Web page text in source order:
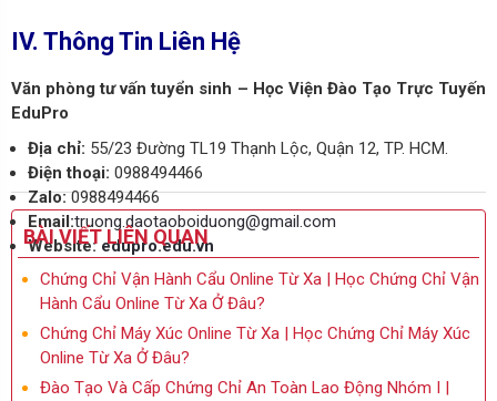
IV. Thông Tin Liên Hệ
Văn phòng tư vấn tuyển sinh – Học Viện Đào Tạo Trực Tuyến
EduPro
Địa chỉ: 55/23 Đường TL19 Thạnh Lộc, Quận 12, TP. HCM.
Điện thoại: 0988494466
Zalo:0988494466
Email:truong.daotaoboiduong@gmail.com
Website: edupro.edu.vn
BÀI VIẾT LIÊN QUAN
Chứng Chỉ Vận Hành Cẩu Online Từ Xa | Học Chứng Chỉ Vận
Hành Cẩu Online Từ Xa Ở Đâu?
Chứng Chỉ Máy Xúc Online Từ Xa | Học Chứng Chỉ Máy Xúc
Online Từ Xa Ở Đâu?
Đào Tạo Và Cấp Chứng Chỉ An Toàn Lao Động Nhóm I |